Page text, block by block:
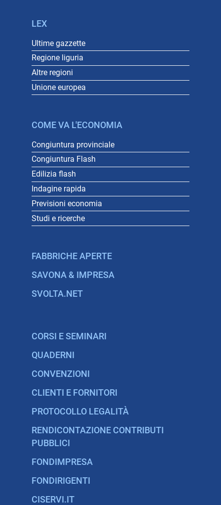
LEX
Ultime gazzette
Regione liguria
Altre regioni
Unione europea
COME VA L'ECONOMIA
Congiuntura provinciale
Congiuntura Flash
Edilizia flash
Indagine rapida
Previsioni economia
Studi e ricerche
FABBRICHE APERTE
SAVONA & IMPRESA
SVOLTA.NET
CORSI E SEMINARI
QUADERNI
CONVENZIONI
CLIENTI E FORNITORI
PROTOCOLLO LEGALITÀ
RENDICONTAZIONE CONTRIBUTI
PUBBLICI
FONDIMPRESA
FONDIRIGENTI
CISERVI.IT